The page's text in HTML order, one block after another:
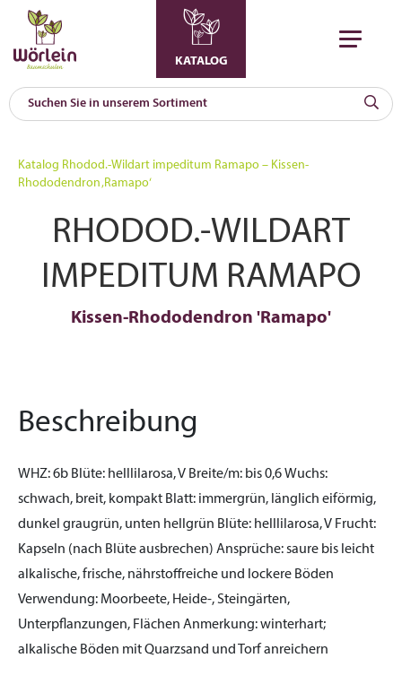
KATALOG
Katalog Rhodod.-Wildart impeditum Ramapo – Kissen-
Rhododendron ‚Ramapo‘
RHODOD.-WILDART
IMPEDITUM RAMAPO
Kissen-Rhododendron 'Ramapo'
Beschreibung
WHZ:6b Blüte: helllilarosa, V Breite/m: bis 0,6Wuchs:
schwach, breit, kompakt Blatt: immergrün, länglich eiförmig,
dunkel graugrün, unten hellgrün Blüte: helllilarosa, V Frucht:
Kapseln (nach Blüte ausbrechen) Ansprüche:saure bis leicht
alkalische, frische, nährstoffreiche und lockere Böden
Verwendung: Moorbeete, Heide-, Steingärten,
Unterpflanzungen, Flächen Anmerkung:winterhart;
alkalische Böden mit Quarzsand und Torf anreichern